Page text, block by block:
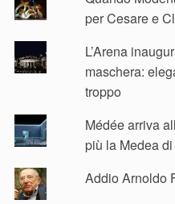
per Cesare e
L’Arena
maschera:
troppo
Médée arriva
più la Medea
Addio Arnoldo